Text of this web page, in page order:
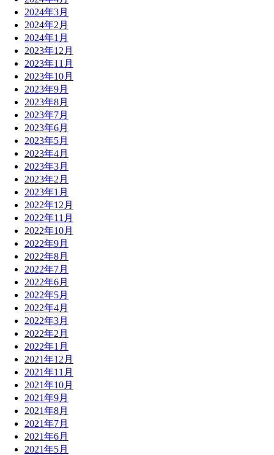
2024年3月
2024年2月
2024年1月
2023年12月
2023年11月
2023年10月
2023年9月
2023年8月
2023年7月
2023年6月
2023年5月
2023年4月
2023年3月
2023年2月
2023年1月
2022年12月
2022年11月
2022年10月
2022年9月
2022年8月
2022年7月
2022年6月
2022年5月
2022年4月
2022年3月
2022年2月
2022年1月
2021年12月
2021年11月
2021年10月
2021年9月
2021年8月
2021年7月
2021年6月
2021年5月